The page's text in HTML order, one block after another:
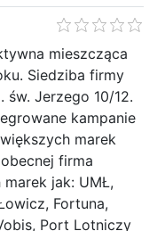
mieszcząca
Siedziba firmy
św. Jerzego 10/12.
kampanie
marek
firma
marek jak: UMŁ,
Fortuna,
Port Lotniczy